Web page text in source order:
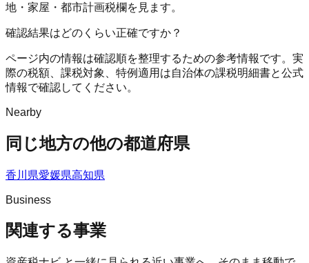
地・家屋・都市計画税欄を見ます。
確認結果はどのくらい正確ですか？
ページ内の情報は確認順を整理するための参考情報です。実
際の税額、課税対象、特例適用は自治体の課税明細書と公式
情報で確認してください。
Nearby
同じ地方の他の都道府県
香川県愛媛県高知県
Business
関連する事業